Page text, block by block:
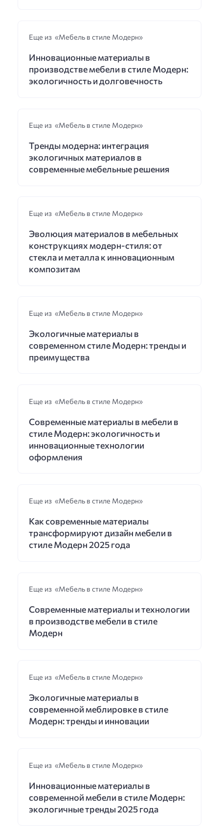
Еще из «Мебель в стиле Модерн»
Инновационные материалы в
производстве мебели в стиле Модерн:
экологичность и долговечность
Еще из «Мебель в стиле Модерн»
Тренды модерна: интеграция
экологичных материалов в
современные мебельные решения
Еще из «Мебель в стиле Модерн»
Эволюция материалов в мебельных
конструкциях модерн-стиля: от
стекла и металла к инновационным
композитам
Еще из «Мебель в стиле Модерн»
Экологичные материалы в
современном стиле Модерн: тренды и
преимущества
Еще из «Мебель в стиле Модерн»
Современные материалы в мебели в
стиле Модерн: экологичность и
инновационные технологии
оформления
Еще из «Мебель в стиле Модерн»
Как современные материалы
трансформируют дизайн мебели в
стиле Модерн 2025 года
Еще из «Мебель в стиле Модерн»
Современные материалы и технологии
в производстве мебели в стиле
Модерн
Еще из «Мебель в стиле Модерн»
Экологичные материалы в
современной меблировке в стиле
Модерн: тренды и инновации
Еще из «Мебель в стиле Модерн»
Инновационные материалы в
современной мебели в стиле Модерн:
экологичные тренды 2025 года